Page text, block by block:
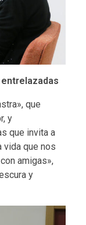
que
y
que invita a
que nos
amigas»,
y